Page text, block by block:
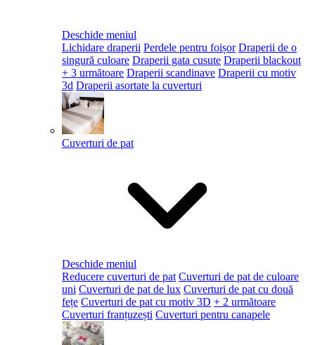
Deschide meniul
Lichidare draperii Perdele pentru foișor Draperii de o
singură culoare Draperii gata cusute Draperii blackout
+ 3 următoare Draperii scandinave Draperii cu motiv
3d Draperii asortate la cuverturi
Cuverturi de pat
Deschide meniul
Reducere cuverturi de pat Cuverturi de pat de culoare
uni Cuverturi de pat de lux Cuverturi de pat cu două
fețe Cuverturi de pat cu motiv 3D + 2 următoare
Cuverturi franțuzești Cuverturi pentru canapele